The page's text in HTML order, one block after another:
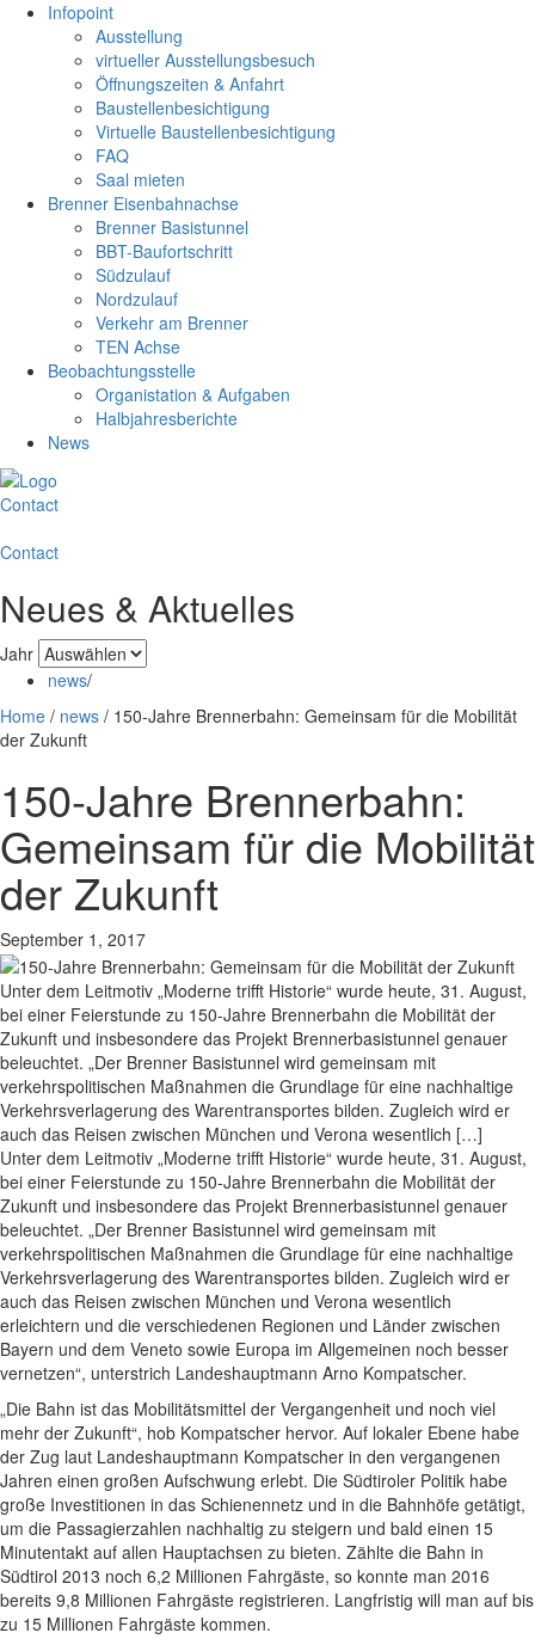
Infopoint
Ausstellung
virtueller Ausstellungsbesuch
Öffnungszeiten & Anfahrt
Baustellenbesichtigung
Virtuelle Baustellenbesichtigung
FAQ
Saal mieten
Brenner Eisenbahnachse
Brenner Basistunnel
BBT-Baufortschritt
Südzulauf
Nordzulauf
Verkehr am Brenner
TEN Achse
Beobachtungsstelle
Organistation & Aufgaben
Halbjahresberichte
News
Contact
Contact
Neues & Aktuelles
Jahr
news/
Home / news / 150-Jahre Brennerbahn: Gemeinsam für die Mobilität
der Zukunft
150-Jahre Brennerbahn:
Gemeinsam für die Mobilität
der Zukunft
September 1, 2017
Unter dem Leitmotiv „Moderne trifft Historie“ wurde heute, 31. August,
bei einer Feierstunde zu 150-Jahre Brennerbahn die Mobilität der
Zukunft und insbesondere das Projekt Brennerbasistunnel genauer
beleuchtet. „Der Brenner Basistunnel wird gemeinsam mit
verkehrspolitischen Maßnahmen die Grundlage für eine nachhaltige
Verkehrsverlagerung des Warentransportes bilden. Zugleich wird er
auch das Reisen zwischen München und Verona wesentlich […]
Unter dem Leitmotiv „Moderne trifft Historie“ wurde heute, 31. August,
bei einer Feierstunde zu 150-Jahre Brennerbahn die Mobilität der
Zukunft und insbesondere das Projekt Brennerbasistunnel genauer
beleuchtet. „Der Brenner Basistunnel wird gemeinsam mit
verkehrspolitischen Maßnahmen die Grundlage für eine nachhaltige
Verkehrsverlagerung des Warentransportes bilden. Zugleich wird er
auch das Reisen zwischen München und Verona wesentlich
erleichtern und die verschiedenen Regionen und Länder zwischen
Bayern und dem Veneto sowie Europa im Allgemeinen noch besser
vernetzen“, unterstrich Landeshauptmann Arno Kompatscher.
„Die Bahn ist das Mobilitätsmittel der Vergangenheit und noch viel
mehr der Zukunft“, hob Kompatscher hervor. Auf lokaler Ebene habe
der Zug laut Landeshauptmann Kompatscher in den vergangenen
Jahren einen großen Aufschwung erlebt. Die Südtiroler Politik habe
große Investitionen in das Schienennetz und in die Bahnhöfe getätigt,
um die Passagierzahlen nachhaltig zu steigern und bald einen 15
Minutentakt auf allen Hauptachsen zu bieten. Zählte die Bahn in
Südtirol 2013 noch 6,2 Millionen Fahrgäste, so konnte man 2016
bereits 9,8 Millionen Fahrgäste registrieren. Langfristig will man auf bis
zu 15 Millionen Fahrgäste kommen.